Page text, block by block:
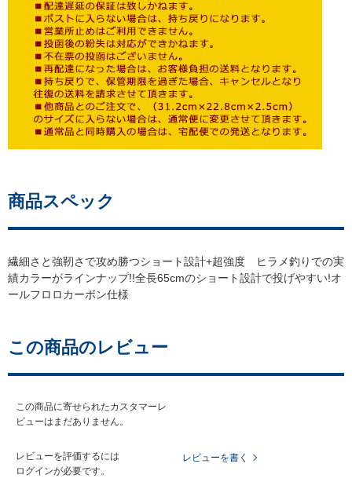
商品スペック
繊細さと強靭さで攻め勝つショート設計+超強度 ヒラメ釣りでの実
績カラーがラインナップ!!全長65cmのショート設計で投げやすい!オ
ールフロロカーボン仕様
この商品のレビュー
この商品に寄せられたカスタマーレ
ビューはまだありません。
レビューを評価するには
ログインが必要です。
レビューを書く